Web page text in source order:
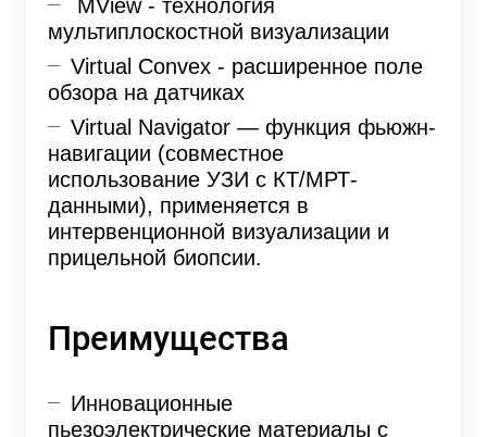
MView - технология
мультиплоскостной визуализации
Virtual Convex - расширенное поле
обзора на датчиках
Virtual Navigator — функция фьюжн-
навигации (совместное
использование УЗИ с КТ/МРТ-
данными), применяется в
интервенционной визуализации и
прицельной биопсии.
Преимущества
Инновационные
пьезоэлектрические материалы с